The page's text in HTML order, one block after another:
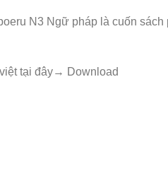
N3 Ngữ pháp là cuốn
tại đây→ Download